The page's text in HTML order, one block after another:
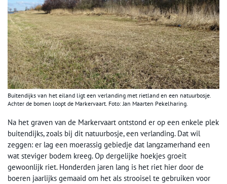
Buitendijks van het eiland ligt een verlanding met rietland en een natuurbosje.
Achter de bomen loopt de Markervaart. Foto: Jan Maarten Pekelharing.
Na het graven van de Markervaart ontstond er op een enkele plek
buitendijks, zoals bij dit natuurbosje, een verlanding. Dat wil
zeggen: er lag een moerassig gebiedje dat langzamerhand een
wat steviger bodem kreeg. Op dergelijke hoekjes groeit
gewoonlijk riet. Honderden jaren lang is het riet hier door de
boeren jaarlijks gemaaid om het als strooisel te gebruiken voor